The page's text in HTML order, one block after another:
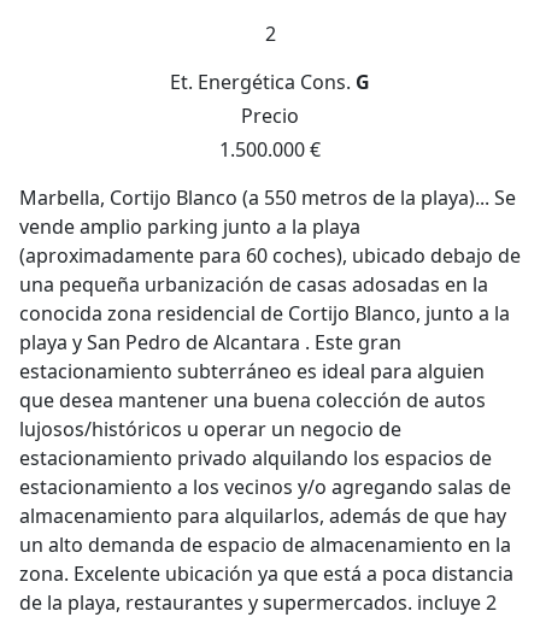
2
Et. Energética Cons. G
Precio
1.500.000 €
Marbella, Cortijo Blanco (a 550 metros de la playa)... Se
vende amplio parking junto a la playa
(aproximadamente para 60 coches), ubicado debajo de
una pequeña urbanización de casas adosadas en la
conocida zona residencial de Cortijo Blanco, junto a la
playa y San Pedro de Alcantara . Este gran
estacionamiento subterráneo es ideal para alguien
que desea mantener una buena colección de autos
lujosos/históricos u operar un negocio de
estacionamiento privado alquilando los espacios de
estacionamiento a los vecinos y/o agregando salas de
almacenamiento para alquilarlos, además de que hay
un alto demanda de espacio de almacenamiento en la
zona. Excelente ubicación ya que está a poca distancia
de la playa, restaurantes y supermercados. incluye 2